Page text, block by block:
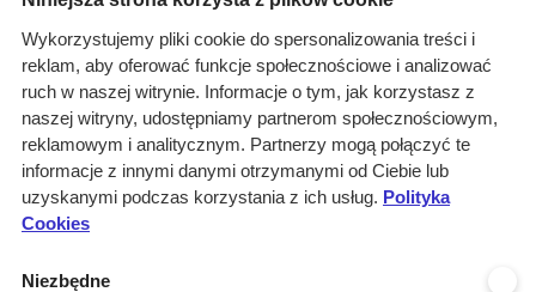
Wyniki wyszukiwania
0 informacji dla:
Branże: Medyczna
Miejscowość organizatora: Lima...
Wykorzystujemy pliki cookie do spersonalizowania treści i
reklam, aby oferować funkcje społecznościowe i analizować
ruch w naszej witrynie. Informacje o tym, jak korzystasz z
naszej witryny, udostępniamy partnerom społecznościowym,
reklamowym i analitycznym. Partnerzy mogą połączyć te
informacje z innymi danymi otrzymanymi od Ciebie lub
uzyskanymi podczas korzystania z ich usług. Polityka
Cookies
Niezbędne